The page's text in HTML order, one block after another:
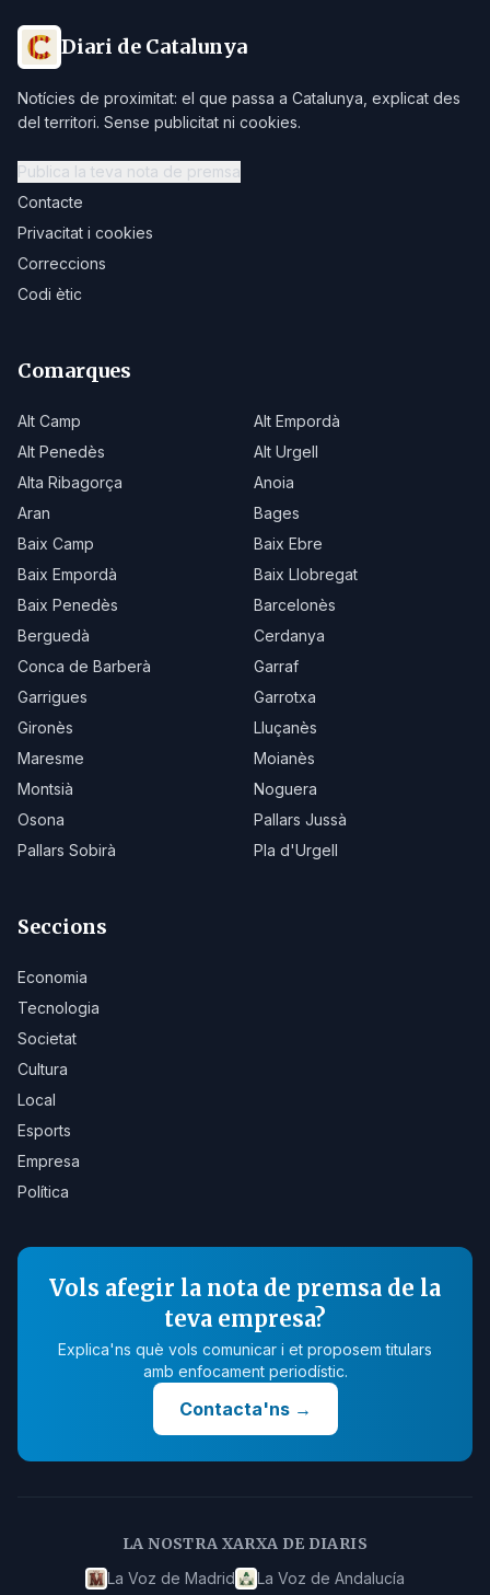
Diari de Catalunya
Notícies de proximitat: el que passa a Catalunya, explicat des
del territori. Sense publicitat ni cookies.
Publica la teva nota de premsa
Contacte
Privacitat i cookies
Correccions
Codi ètic
Comarques
Alt Camp
Alt Empordà
Alt Penedès
Alt Urgell
Alta Ribagorça
Anoia
Aran
Bages
Baix Camp
Baix Ebre
Baix Empordà
Baix Llobregat
Baix Penedès
Barcelonès
Berguedà
Cerdanya
Conca de Barberà
Garraf
Garrigues
Garrotxa
Gironès
Lluçanès
Maresme
Moianès
Montsià
Noguera
Osona
Pallars Jussà
Pallars Sobirà
Pla d'Urgell
Seccions
Economia
Tecnologia
Societat
Cultura
Local
Esports
Empresa
Política
Vols afegir la nota de premsa de la
teva empresa?
Explica'ns què vols comunicar i et proposem titulars
amb enfocament periodístic.
Contacta'ns→
LA NOSTRA XARXA DE DIARIS
La Voz de Madrid La Voz de Andalucía